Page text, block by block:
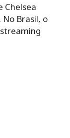
Chelsea
Brasil, o